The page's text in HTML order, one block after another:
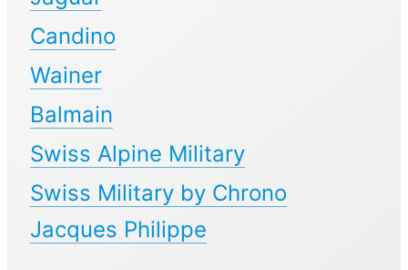
Candino
Wainer
Balmain
Swiss Alpine Military
Swiss Military by Chrono
Jacques Philippe